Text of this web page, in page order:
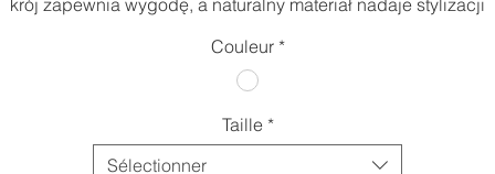
krój zapewnia wygodę, a naturalny materiał nadaje stylizacji
Uszyta w Polsce z najwyższej jakości, 100% polskiego
spełnia standardy certyfikatu Oeko-Tex 100 – jest wolna
barwników i amin aromatycznych, a także nie zawiera metali
Couleur *
Taille *
Sélectionner